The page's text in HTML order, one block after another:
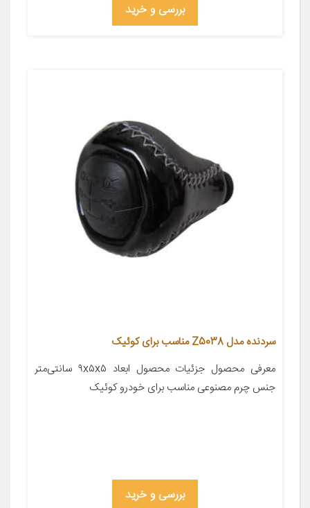
بررسی و خرید
سردنده مدل Z5038 مناسب برای کوئیک
معرفی محصول جزئیات محصول ابعاد ۹x۵x۵ سانتی‌متر
جنس چرم مصنوعی مناسب برای خودرو کوئیک
بررسی و خرید